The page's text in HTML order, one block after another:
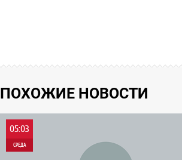
ПОХОЖИЕ НОВОСТИ
05:03
СРЕДА